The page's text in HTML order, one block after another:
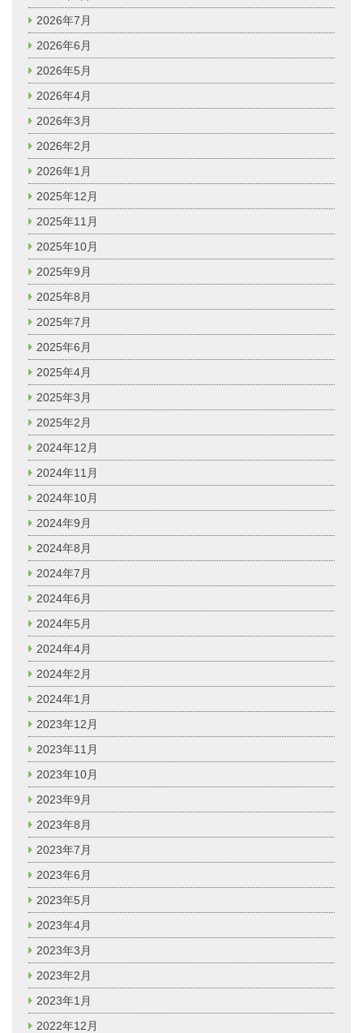
2026年7月
2026年6月
2026年5月
2026年4月
2026年3月
2026年2月
2026年1月
2025年12月
2025年11月
2025年10月
2025年9月
2025年8月
2025年7月
2025年6月
2025年4月
2025年3月
2025年2月
2024年12月
2024年11月
2024年10月
2024年9月
2024年8月
2024年7月
2024年6月
2024年5月
2024年4月
2024年2月
2024年1月
2023年12月
2023年11月
2023年10月
2023年9月
2023年8月
2023年7月
2023年6月
2023年5月
2023年4月
2023年3月
2023年2月
2023年1月
2022年12月